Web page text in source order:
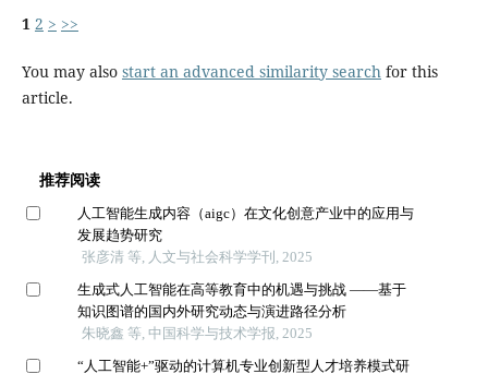
1 2 > >>
You may also start an advanced similarity searchfor this
article.
推荐阅读
人工智能生成内容（aigc）在文化创意产业中的应用与
发展趋势研究
张彦清 等, 人文与社会科学学刊, 2025
生成式人工智能在高等教育中的机遇与挑战 ——基于
知识图谱的国内外研究动态与演进路径分析
朱晓鑫 等, 中国科学与技术学报, 2025
“人工智能+”驱动的计算机专业创新型人才培养模式研